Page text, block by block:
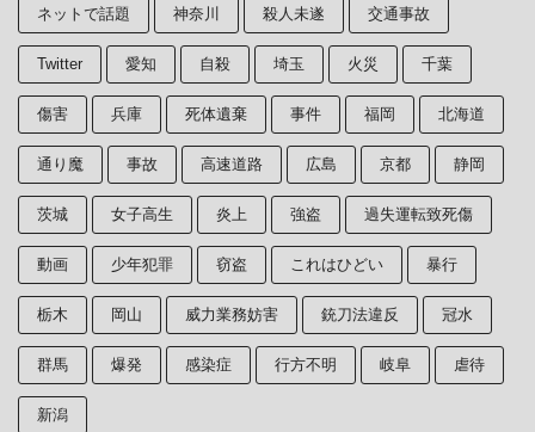
ネットで話題 神奈川 殺人未遂 交通事故
Twitter 愛知 自殺 埼玉 火災 千葉
傷害 兵庫 死体遺棄 事件 福岡 北海道
通り魔 事故 高速道路 広島 京都 静岡
茨城 女子高生 炎上 強盗 過失運転致死傷
動画 少年犯罪 窃盗 これはひどい 暴行
栃木 岡山 威力業務妨害 銃刀法違反 冠水
群馬 爆発 感染症 行方不明 岐阜 虐待
新潟